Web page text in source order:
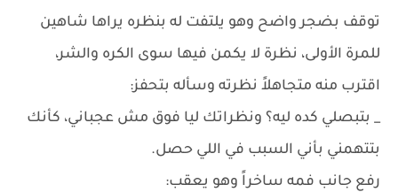
توقف بضجر واضح وهو يلتفت له بنظره يراها شاهين
للمرة الأولى، نظرة لا يكمن فيها سوى الكره والشر،
اقترب منه متجاهلاً نظرته وسأله بتحفز:
_ بتبصلي كده ليه؟ ونظراتك ليا فوق مش عجباني، كأنك
بتتهمني بأني السبب في اللي حصل.
رفع جانب فمه ساخراً وهو يعقب: